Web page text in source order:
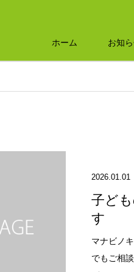
ホーム お知
2026.01.01
子ど
す
マナビノ
でもご相